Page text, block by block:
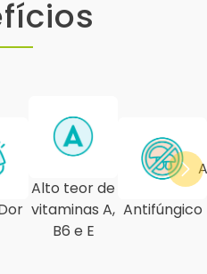
Alto teor de
vitaminas A,
B6 e E
Antifúngico